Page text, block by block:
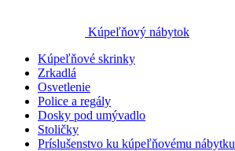
Kúpeľňový nábytok
Kúpeľňové skrinky
Zrkadlá
Osvetlenie
Police a regály
Dosky pod umývadlo
Stoličky
Príslušenstvo ku kúpeľňovému nábytku